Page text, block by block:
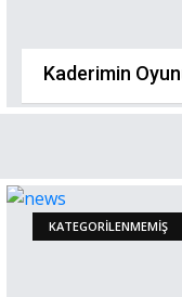
Kaderimin
KATEGORILENMEMIŞ